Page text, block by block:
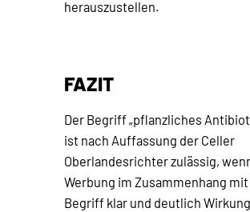
herauszustellen.
FAZIT
Der Begriff „pflanzliches
ist nach Auffassung der Celler
Oberlandesrichter zulässig,
Werbung im Zusammenhang
Begriff klar und deutlich